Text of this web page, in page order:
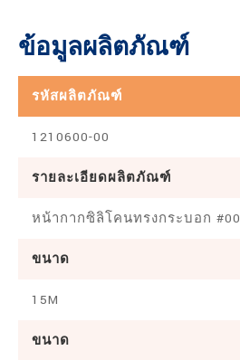
ข้อมูลผลิตภัณฑ์
รหัสผลิตภัณฑ์
1210600-00
รายละเอียดผลิตภัณฑ์
หน้ากากซิลิโคนทรงกระบอก #00
ขนาด
15M
ขนาด